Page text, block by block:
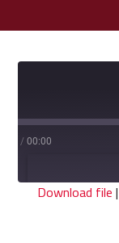
00:00
/
Download file|